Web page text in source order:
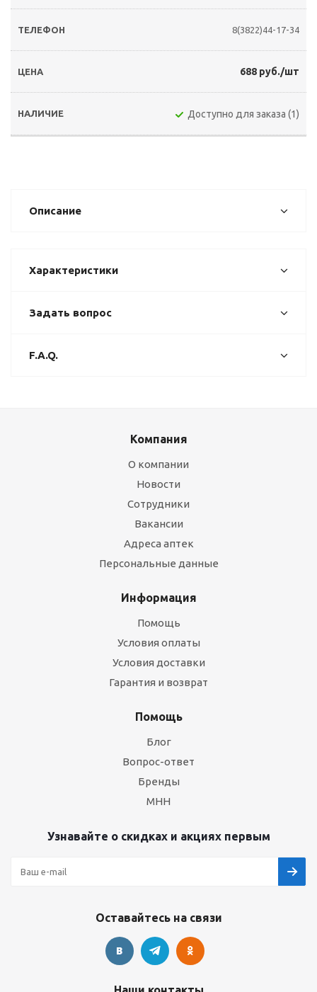
8(3822)44-17-34
688 руб./шт
Доступно для заказа (1)
Описание
Характеристики
Задать вопрос
F.A.Q.
Компания
О компании
Новости
Сотрудники
Вакансии
Адреса аптек
Персональные данные
Информация
Помощь
Условия оплаты
Условия доставки
Гарантия и возврат
Помощь
Блог
Вопрос-ответ
Бренды
МНН
Узнавайте о скидках и акциях первым
Оставайтесь на связи